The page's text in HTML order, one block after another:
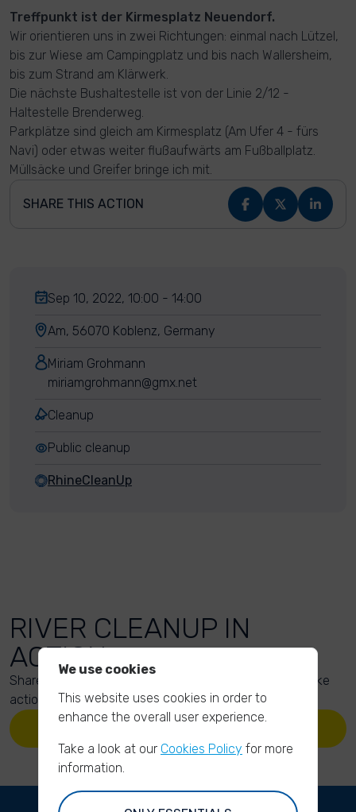
Treffpunkt ist der Kirmesplatz Neuendorf.
Wir orientieren uns in zwei Richtungen: einmal nach Lützel,
bis zur Wiese am Campingplatz und bis nach Wallersheim,
bis zum Strand am Klärwerk.
Die nächste Bushaltestelle ist von der Linie 2/12 -
Haltestelle Brenderweg.
Parkplätze sind gleich am Kirmesplatz (Am Ufer 4 - fürs
Navi) oder etwas weiter flußaufwärts am Fußballplatz.
Müllsäcke und Greifer bringe ich mit.
SHARE THIS ACTION
Sep 10, 2022, 10:00 - 14:00
Am, 56070 Koblenz, Germany
Miriam Grohmann
miriamgrohmann@gmx.net
Cleanup
Public cleanup
RhineCleanUp
RIVER CLEANUP IN
ACTION
Share your action photos here and inspire others to take
action too!
UPLOAD YOUR PHOTOS
We use cookies
This website uses cookies in order to
enhance the overall user experience.
Take a look at our Cookies Policy for more
information.